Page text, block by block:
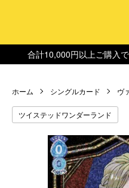
合計10,000円以上ご購入
ホーム シングルカード ヴ
ツイステッドワンダーランド